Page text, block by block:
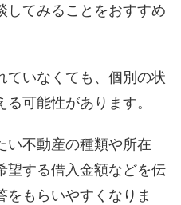
してみることをおすすめ
ていなくても、個別の状
可能性があります。
い不動産の種類や所在
望する借入金額などを伝
をもらいやすくなりま